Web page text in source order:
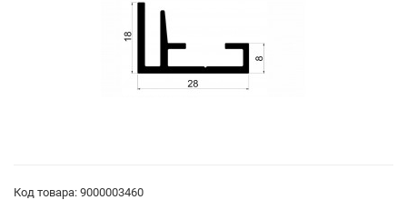
Код товара: 9000003460